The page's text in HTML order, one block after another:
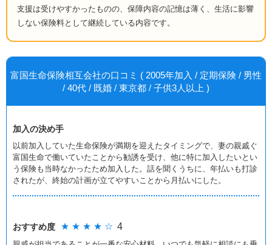
支援は受けやすかったものの、保障内容の記憶は薄く、生活に影響
しない保険料として継続している内容です。
富国生命保険相互会社の口コミ ( 2005年加入 / 定期保険 / 男性
/ 40代 / 既婚 / 東京都 / 子供3人以上 )
加入の決め手
以前加入していた生命保険が満期を迎えたタイミングで、妻の親戚ぐ
富国生命で働いていたことから勧誘を受け、他に特に加入したいとい
う保険も当時なかったため加入した。話を聞くうちに、年払いも打診
されたが、終始の計画が立てやすいことから月払いにした。
おすすめ度 ★ ★ ★ ★ ☆ 4